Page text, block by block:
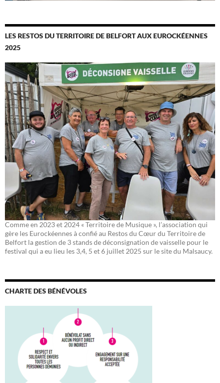
LES RESTOS DU TERRITOIRE DE BELFORT AUX EUROCKÉENNES
2025
Comme en 2023 et 2024 « Territoire de Musique », l’association qui
gère les Eurockéennes à confié au Restos du Cœur du Territoire de
Belfort la gestion de 3 stands de déconsignation de vaisselle pour le
festival qui a eu lieu les 3,4, 5 et 6 juillet 2025 sur le site du Malsaucy.
CHARTE DES BÉNÉVOLES